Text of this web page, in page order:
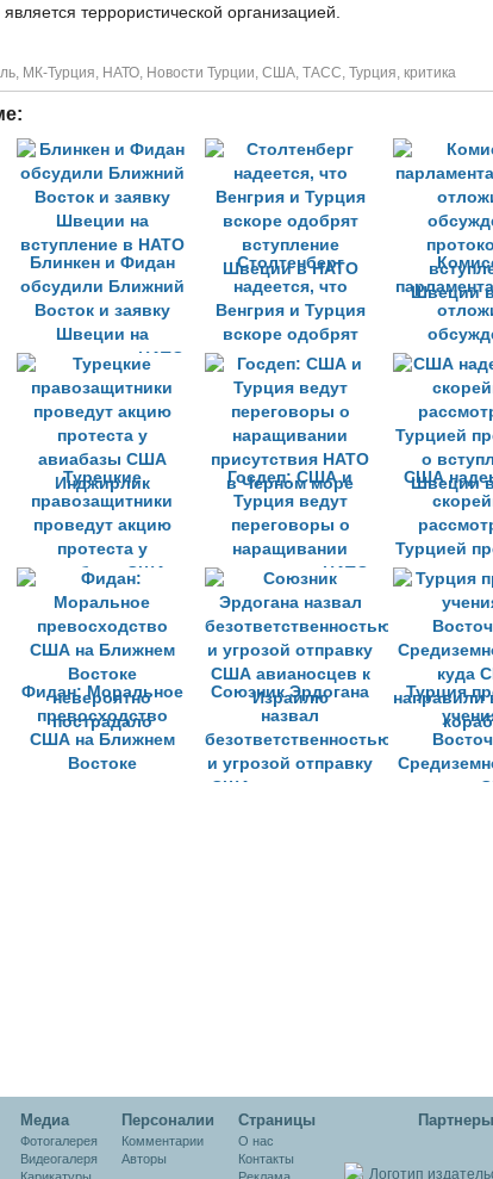
террористической организацией.
, МК-Турция, НАТО, Новости Турции, США, ТАСС, Турция, критика
Блинкен и Фидан
обсудили Ближний
Восток и заявку
Швеции на
вступление в НАТО
Столтенберг
надеется, что
Венгрия и Турция
вскоре одобрят
вступление
Швеции в НАТО
Швеции
Турецкие
правозащитники
проведут акцию
протеста у
авиабазы США
Инджирлик
Госдеп: США и
Турция ведут
переговоры о
наращивании
присутствия НАТО
в Черном море
США
Турцией
о
Швеции
Фидан: Моральное
превосходство
США на Ближнем
Востоке
Союзник Эрдогана
назвал
безответственностью
и угрозой отправку
США авианосцев к
Турция
куда
Медиа
Фотогалерея
Видеогалеря
Персоналии
Комментарии
Авторы
Cтраницы
О нас
Контакты
Партнеры